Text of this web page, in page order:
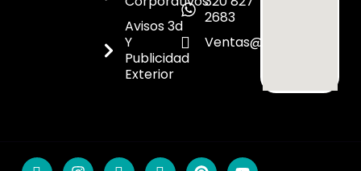
Avisos 3d
Y
Publicidad
Exterior
2683
Ventas@dicoes.co